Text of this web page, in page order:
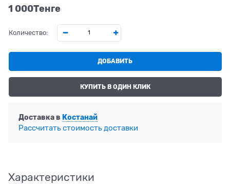
1 000Tенге
Количество:
ДОБАВИТЬ
КУПИТЬ В ОДИН КЛИК
Доставка в Костанай
Рассчитать стоимость доставки
Характеристики